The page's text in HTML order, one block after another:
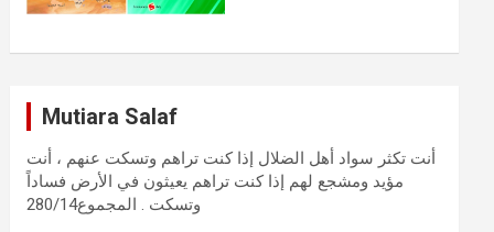
Mutiara Salaf
أنت تكثر سواد أهل الضلال إذا كنت تراهم وتسكت عنهم ، أنت
مؤيد ومشجع لهم إذا كنت تراهم يعيثون في الأرض فساداً
وتسكت . المجموع280/14